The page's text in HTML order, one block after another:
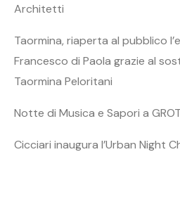
Architetti
Taormina, riaperta al pubblico
Francesco di Paola grazie al
Taormina Peloritani
Notte di Musica e Sapori a
Cicciari inaugura l’Urban Night